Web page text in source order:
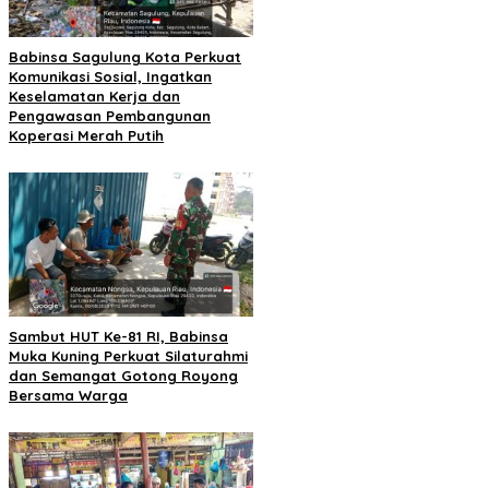
Babinsa Sagulung Kota Perkuat
Komunikasi Sosial, Ingatkan
Keselamatan Kerja dan
Pengawasan Pembangunan
Koperasi Merah Putih
Sambut HUT Ke-81 RI, Babinsa
Muka Kuning Perkuat Silaturahmi
dan Semangat Gotong Royong
Bersama Warga